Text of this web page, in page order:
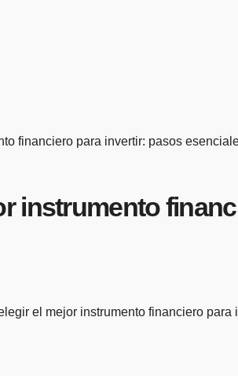
financiero para invertir: pasos
instrumento